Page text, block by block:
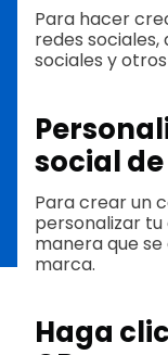
Para hacer
redes
sociales y
social
Para crear un
personalizar tu
manera que
marca.
Haga